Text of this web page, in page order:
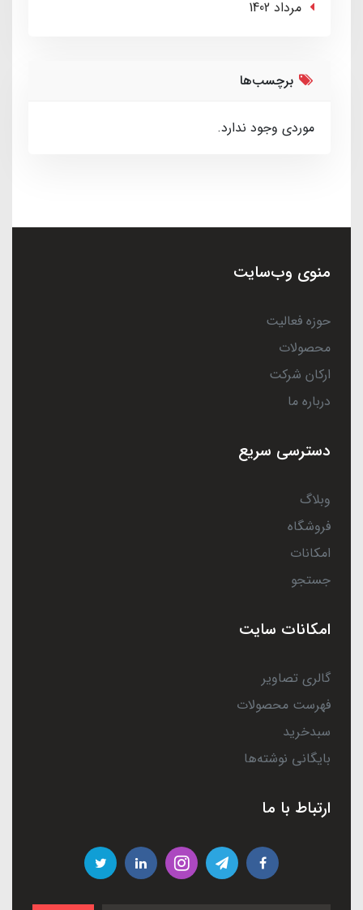
مرداد 1402
برچسب‌ها
موردی وجود ندارد.
منوی وب‌سایت
حوزه فعالیت
محصولات
ارکان شرکت
درباره ما
دسترسی سریع
وبلاگ
فروشگاه
امکانات
جستجو
امکانات سایت
گالری تصاویر
فهرست محصولات
سبدخرید
بایگانی نوشته‌ها
ارتباط با ما